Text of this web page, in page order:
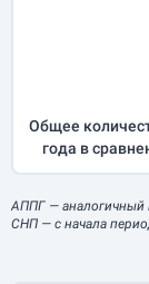
Общее
года в
АППГ — аналогичный
СНП — с начала